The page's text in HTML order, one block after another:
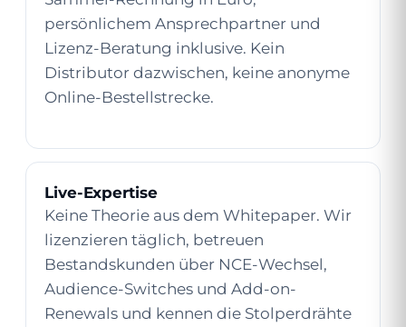
persönlichem Ansprechpartner und
Lizenz-Beratung inklusive. Kein
Distributor dazwischen, keine anonyme
Online-Bestellstrecke.
Live-Expertise
Keine Theorie aus dem Whitepaper. Wir
lizenzieren täglich, betreuen
Bestandskunden über NCE-Wechsel,
Audience-Switches und Add-on-
Renewals und kennen die Stolperdrähte